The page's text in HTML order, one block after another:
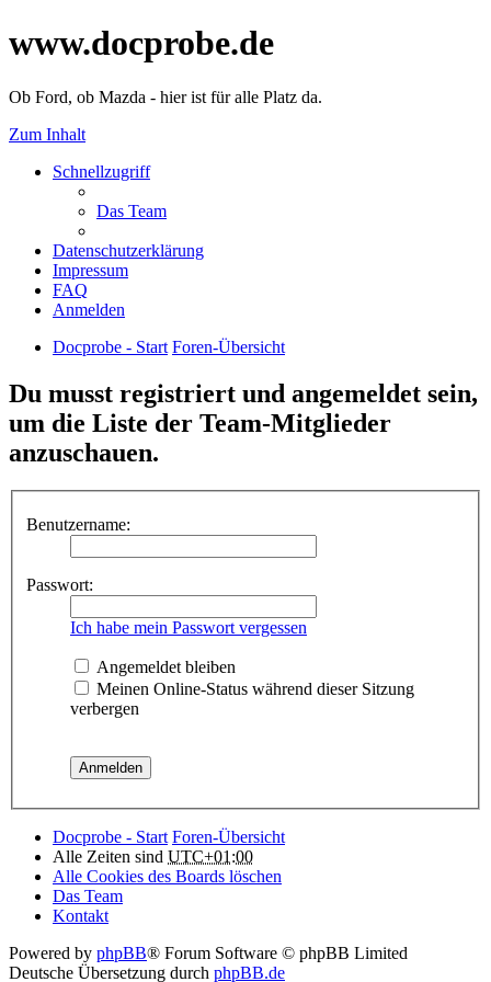
www.docprobe.de
Ob Ford, ob Mazda - hier ist für alle Platz da.
Zum Inhalt
Schnellzugriff
Das Team
Datenschutzerklärung
Impressum
FAQ
Anmelden
Docprobe - Start Foren-Übersicht
Du musst registriert und angemeldet sein,
um die Liste der Team-Mitglieder
anzuschauen.
Benutzername:
Passwort:
Ich habe mein Passwort vergessen
Angemeldet bleiben
Meinen Online-Status während dieser Sitzung
verbergen
Docprobe - Start Foren-Übersicht
Alle Zeiten sind UTC+01:00
Alle Cookies des Boards löschen
Das Team
Kontakt
Powered by phpBB® Forum Software © phpBB Limited
Deutsche Übersetzung durch phpBB.de